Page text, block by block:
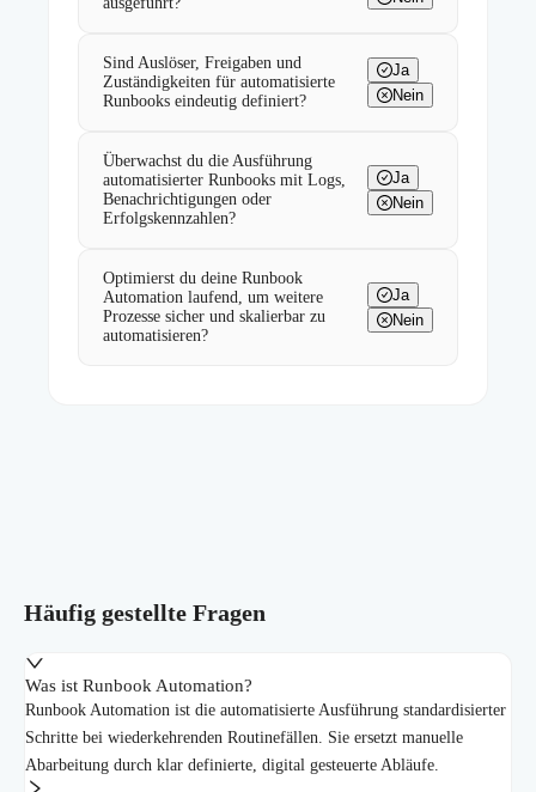
Sind Auslöser, Freigaben und
Zuständigkeiten für automatisierte
Runbooks eindeutig definiert?
Ja
Nein
Überwachst du die Ausführung
automatisierter Runbooks mit Logs,
Benachrichtigungen oder
Erfolgskennzahlen?
Ja
Nein
Optimierst du deine Runbook
Automation laufend, um weitere
Prozesse sicher und skalierbar zu
automatisieren?
Ja
Nein
Häufig gestellte Fragen
Was ist Runbook Automation?
Runbook Automation ist die automatisierte Ausführung standardisierter
Schritte bei wiederkehrenden Routinefällen. Sie ersetzt manuelle
Abarbeitung durch klar definierte, digital gesteuerte Abläufe.